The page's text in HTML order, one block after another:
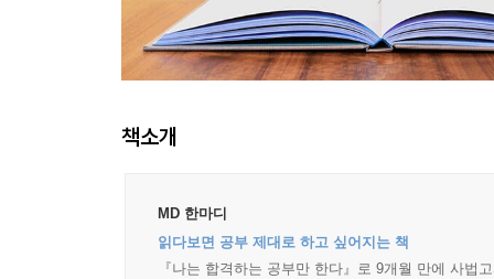
책소개
MD 한마디
읽다보면 공부 제대로 하고 싶어지는 책
『나는 합격하는 공부만 한다』로 9개월 만에 사